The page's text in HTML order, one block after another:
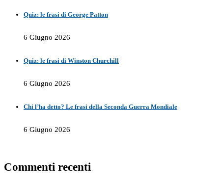
Quiz: le frasi di George Patton
6 Giugno 2026
Quiz: le frasi di Winston Churchill
6 Giugno 2026
Chi l’ha detto? Le frasi della Seconda Guerra Mondiale
6 Giugno 2026
Commenti recenti